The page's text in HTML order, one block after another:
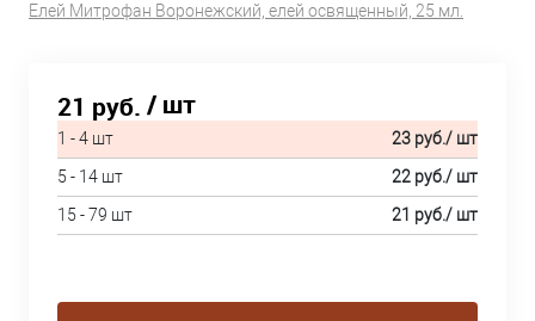
Елей Митрофан Воронежский, елей освященный, 25 мл.
21 руб. / шт
1 - 4 шт 23 руб./ шт
5 - 14 шт
22 руб./ шт
15 - 79 шт
21 руб./ шт